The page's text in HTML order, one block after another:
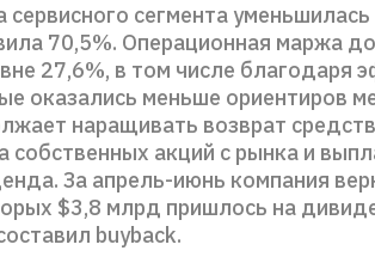
сегмента уменьшилась
70,5%. Операционная маржа
27,6%, в том числе благодаря
оказались меньше ориентиров
наращивать возврат
собственных акций с рынка и
За апрель-июнь компания
$3,8 млрд пришлось на
buyback.